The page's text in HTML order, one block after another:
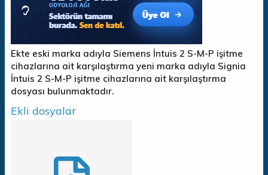
b
a
t
a
n
t
r
h
i
r
Ekte eski marka adıyla Siemens İntuis 2 S-M-P işitme
cihazlarına ait karşılaştırma yeni marka adıyla Signia
İntuis 2 S-M-P işitme cihazlarına ait karşılaştırma
dosyası bulunmaktadır.
Ekli dosyalar